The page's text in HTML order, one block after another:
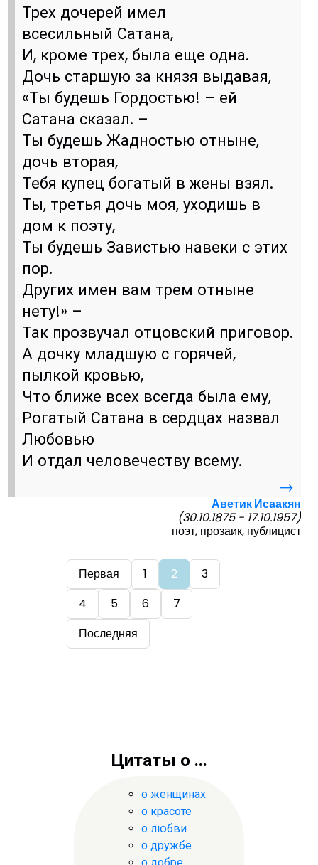
Трех дочерей имел
всесильный Сатана,
И, кроме трех, была еще одна.
Дочь старшую за князя выдавая,
«Ты будешь Гордостью! – ей
Сатана сказал. –
Ты будешь Жадностью отныне,
дочь вторая,
Тебя купец богатый в жены взял.
Ты, третья дочь моя, уходишь в
дом к поэту,
Ты будешь Завистью навеки с этих
пор.
Других имен вам трем отныне
нету!» –
Так прозвучал отцовский приговор.
А дочку младшую с горячей,
пылкой кровью,
Что ближе всех всегда была ему,
Рогатый Сатана в сердцах назвал
Любовью
И отдал человечеству всему.
→
Аветик Исаакян
(30.10.1875 - 17.10.1957)
поэт, прозаик, публицист
Первая 1 2
3
4
5 6
7
Последняя
Цитаты о ...
о женщинах
о красоте
о любви
о дружбе
о добре